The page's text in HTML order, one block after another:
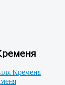
Кременя